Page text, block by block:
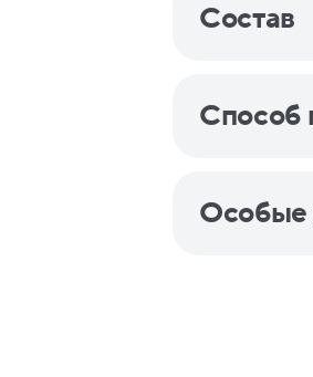
Состав
Способ
Особые